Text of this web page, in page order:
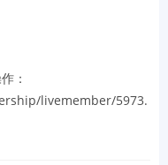
：
livemember/5973.